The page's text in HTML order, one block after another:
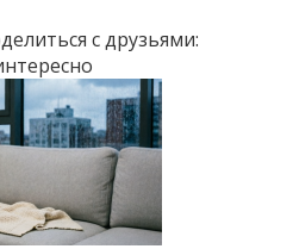
с друзьями: